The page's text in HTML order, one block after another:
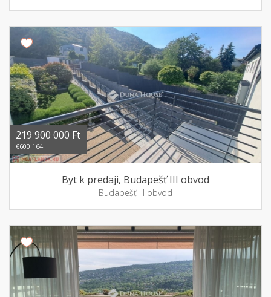
219 900 000 Ft
€600 164
Byt k predaji, Budapešť III obvod
Budapešť III obvod